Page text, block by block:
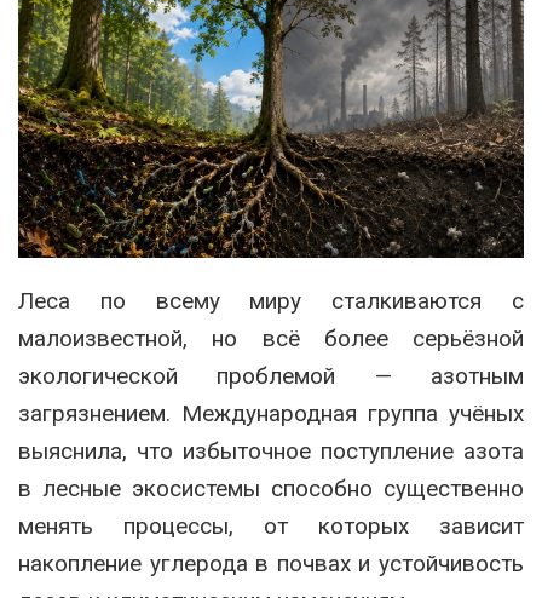
Леса по всему миру сталкиваются с
малоизвестной, но всё более серьёзной
экологической проблемой — азотным
загрязнением. Международная группа учёных
выяснила, что избыточное поступление азота
в лесные экосистемы способно существенно
менять процессы, от которых зависит
накопление углерода в почвах и устойчивость